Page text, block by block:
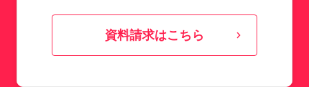
資料請求はこちら